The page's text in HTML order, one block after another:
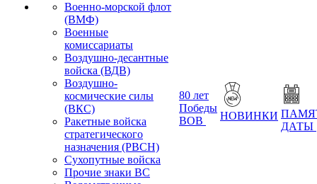
Военно-морской флот
(ВМФ)
Военные
комиссариаты
Воздушно-десантные
войска (ВДВ)
Воздушно-
космические силы
(ВКС)
Ракетные войска
стратегического
назначения (РВСН)
Сухопутные войска
Прочие знаки ВС
80 лет
Победы
ВОВ
НОВИНКИ
ДАТЫ